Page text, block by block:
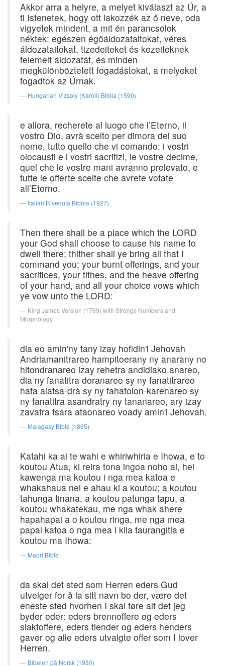
Akkor arra a helyre, a melyet kiválaszt az Úr, a
ti Istenetek, hogy ott lakozzék az ő neve, oda
vigyetek mindent, a mit én parancsolok
néktek: egészen égőáldozataitokat, véres
áldozataitokat, tizedeiteket és kezeiteknek
felemelt áldozatát, és minden
megkülönböztetett fogadástokat, a melyeket
fogadtok az Úrnak.
Hungarian Vizsoly (Karoli) Biblia (1590)
e allora, recherete al luogo che l’Eterno, il
vostro Dio, avrà scelto per dimora del suo
nome, tutto quello che vi comando: i vostri
olocausti e i vostri sacrifizi, le vostre decime,
quel che le vostre mani avranno prelevato, e
tutte le offerte scelte che avrete votate
all’Eterno.
Italian Riveduta Bibbia (1927)
Then there shall be a place which the LORD
your God shall choose to cause his name to
dwell there; thither shall ye bring all that I
command you; your burnt offerings, and your
sacrifices, your tithes, and the heave offering
of your hand, and all your choice vows which
ye vow unto the LORD:
King James Version (1769) with Strongs Numbers and
Morphology
dia eo amin'ny tany izay hofidin'i Jehovah
Andriamanitrareo hampitoerany ny anarany no
hitondranareo izay rehetra andidiako anareo,
dia ny fanatitra doranareo sy ny fanatitrareo
hafa alatsa-drà sy ny fahafolon-karenareo sy
ny fanatitra asandratry ny tananareo, ary izay
zavatra tsara ataonareo voady amin'i Jehovah.
Malagasy Bible (1865)
Katahi ka ai te wahi e whiriwhiria e Ihowa, e to
koutou Atua, ki reira tona ingoa noho ai, hei
kawenga ma koutou i nga mea katoa e
whakahaua nei e ahau ki a koutou; a koutou
tahunga tinana, a koutou patunga tapu, a
koutou whakatekau, me nga whak ahere
hapahapai a o koutou ringa, me nga mea
papai katoa o nga mea i kiia taurangitia e
koutou ma Ihowa:
Maori Bible
da skal det sted som Herren eders Gud
utvelger for å la sitt navn bo der, være det
eneste sted hvorhen I skal føre alt det jeg
byder eder: eders brennoffere og eders
slaktoffere, eders tiender og eders henders
gaver og alle eders utvalgte offer som I lover
Herren.
Bibelen på Norsk (1930)